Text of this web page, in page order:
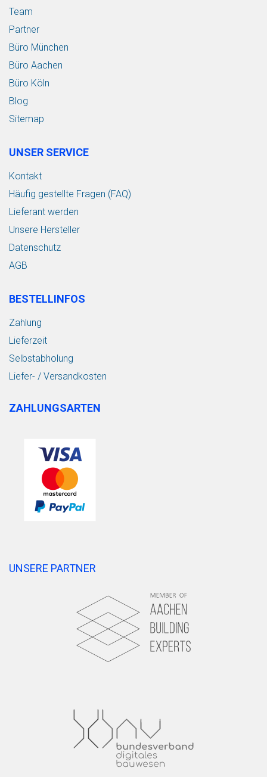
Team
Partner
Büro München
Büro Aachen
Büro Köln
Blog
Sitemap
UNSER SERVICE
Kontakt
Häufig gestellte Fragen (FAQ)
Lieferant werden
Unsere Hersteller
Datenschutz
AGB
BESTELLINFOS
Zahlung
Lieferzeit
Selbstabholung
Liefer- / Versandkosten
ZAHLUNGSARTEN
UNSERE PARTNER